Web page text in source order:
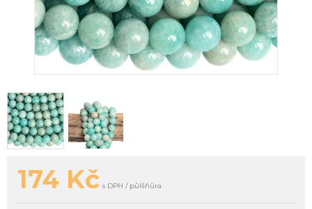
174 Kč s DPH / půlšňůra